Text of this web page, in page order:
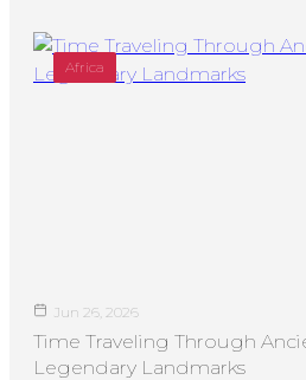
Africa
Jun 26, 2026
Time Traveling Through
Legendary Landmarks